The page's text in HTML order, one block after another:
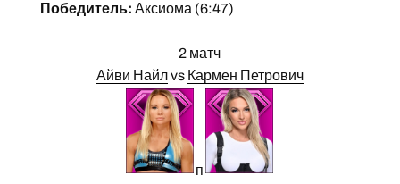
Победитель: Аксиома (6:47)
2 матч
Айви Найлvs Кармен Петрович
п